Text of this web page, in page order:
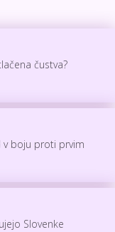
čustva?
v boju proti prvim
Slovenke